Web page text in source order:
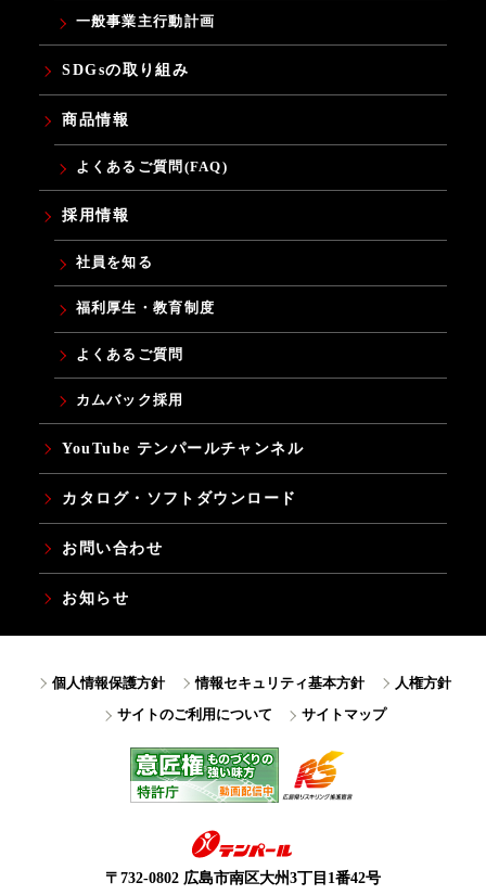
一般事業主行動計画
SDGsの取り組み
商品情報
よくあるご質問(FAQ)
採用情報
社員を知る
福利厚生・教育制度
よくあるご質問
カムバック採用
YouTube テンパールチャンネル
カタログ・ソフトダウンロード
お問い合わせ
お知らせ
個人情報保護方針 情報セキュリティ基本方針
人権方針
サイトのご利用について
サイトマップ
〒732-0802 広島市南区大州3丁目1番42号